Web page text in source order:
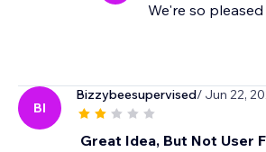
We're so
BI
Bizzybeesupervised/ Jun 22,
Great Idea, But Not User